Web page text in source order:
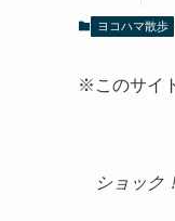
ヨコハマ散歩
※このサイ
ショック